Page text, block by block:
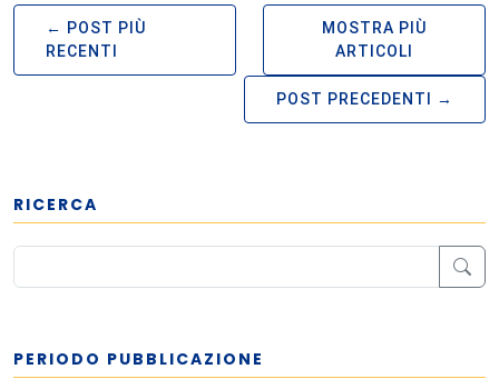
POST PIÙ
RECENTI
MOSTRA PIÙ
ARTICOLI
POST PRECEDENTI
RICERCA
PERIODO PUBBLICAZIONE